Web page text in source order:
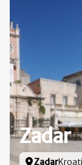
Zadar
Locatie
Zadar